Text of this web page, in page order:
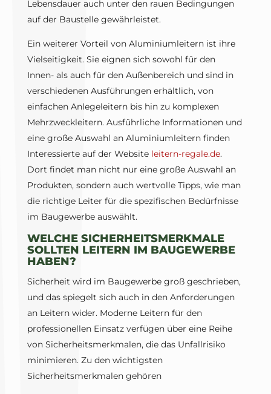
Lebensdauer auch unter den rauen Bedingungen
auf der Baustelle gewährleistet.
Ein weiterer Vorteil von Aluminiumleitern ist ihre
Vielseitigkeit. Sie eignen sich sowohl für den
Innen- als auch für den Außenbereich und sind in
verschiedenen Ausführungen erhältlich, von
einfachen Anlegeleitern bis hin zu komplexen
Mehrzweckleitern. Ausführliche Informationen und
eine große Auswahl an Aluminiumleitern finden
Interessierte auf der Website leitern-regale.de.
Dort findet man nicht nur eine große Auswahl an
Produkten, sondern auch wertvolle Tipps, wie man
die richtige Leiter für die spezifischen Bedürfnisse
im Baugewerbe auswählt.
WELCHE SICHERHEITSMERKMALE
SOLLTEN LEITERN IM BAUGEWERBE
HABEN?
Sicherheit wird im Baugewerbe groß geschrieben,
und das spiegelt sich auch in den Anforderungen
an Leitern wider. Moderne Leitern für den
professionellen Einsatz verfügen über eine Reihe
von Sicherheitsmerkmalen, die das Unfallrisiko
minimieren. Zu den wichtigsten
Sicherheitsmerkmalen gehören